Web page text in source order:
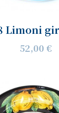
Limoni
52,00 €